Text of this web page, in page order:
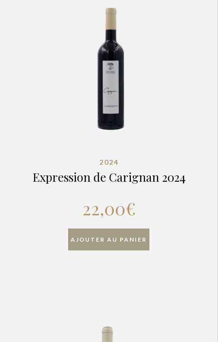
2024
Expression de Carignan 2024
22,00€
AJOUTER AU PANIER